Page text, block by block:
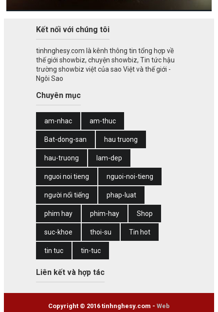
Kết nối với chúng tôi
tinhnghesy.com là kênh thông tin tổng hợp về
thế giới showbiz, chuyện showbiz, Tin tức hậu
trường showbiz việt của sao Việt và thế giới -
Ngôi Sao
Chuyên mục
am-nhac am-thuc
Bat-dong-san hau truong
hau-truong lam-dep
nguoi noi tieng nguoi-noi-tieng
người nổi tiếng phap-luat
phim hay phim-hay Shop
suc-khoe thoi-su Tin hot
tin tuc tin-tuc
Liên kết và hợp tác
Copyright © 2016 tinhnghesy.com - Web